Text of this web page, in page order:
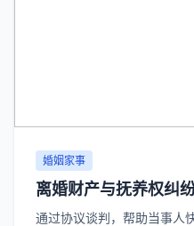
婚姻家事
离婚财产与抚养权纠
通过协议谈判，帮助当事人